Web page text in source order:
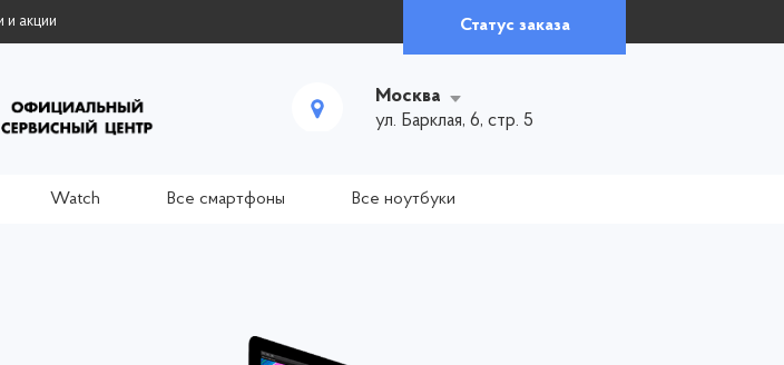
и акции Статус заказа
Москва
ул. Барклая, 6, стр. 5
Watch Все смартфоны Все ноутбуки